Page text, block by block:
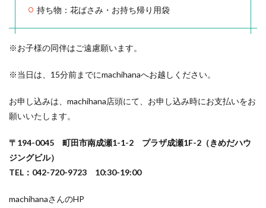
持ち物：花ばさみ・お持ち帰り用袋
※お子様の同伴はご遠慮願います。
※当日は、15分前までにmachihanaへお越しください。
お申し込みは、machihana店頭にて、お申し込み時にお支払いをお
願いいたします。
〒194-0045 町田市南成瀬1-1-2 プラザ成瀬1F-2（きめだハウ
ジングビル）
TEL：042-720-9723 10:30-19:00
machihanaさんのHP